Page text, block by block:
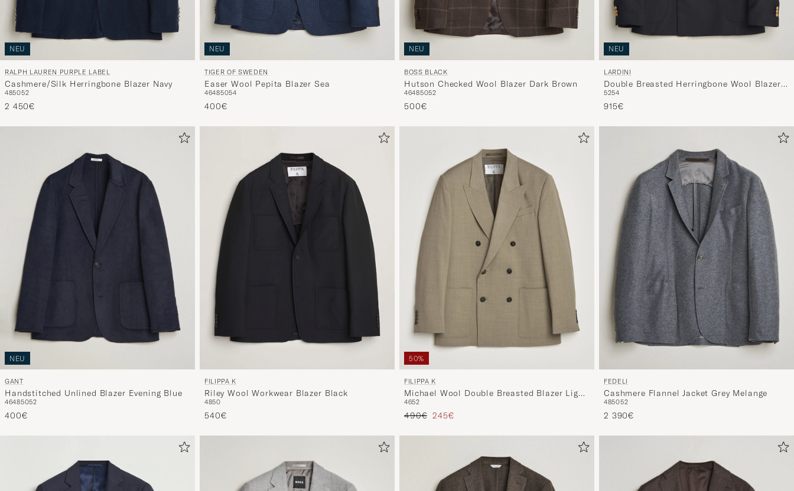
NEU
RALPH LAUREN PURPLE LABEL
Cashmere/Silk Herringbone Blazer Navy
485052
2 450€
NEU
TIGER OF SWEDEN
Easer Wool Pepita Blazer Sea
46485054
400€
NEU
BOSS BLACK
Hutson Checked Wool Blazer Dark Brown
46485052
500€
NEU
LARDINI
Double Breasted Herringbone Wool Blazer
Navy
5254
915€
NEU
GANT
Handstitched Unlined Blazer Evening Blue
46485052
400€
FILIPPA K
Riley Wool Workwear Blazer Black
4850
540€
50%
FILIPPA K
Michael Wool Double Breasted Blazer Light
Driftwood
4652
Regulärer Preis
490€ Reduzierter Preis
245€
FEDELI
Cashmere Flannel Jacket Grey Melange
485052
2 390€